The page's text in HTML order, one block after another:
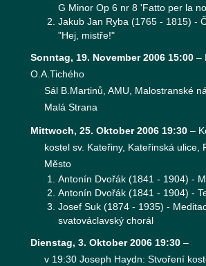
G Minor Op 6 nr 8 'Fatto per la
Jakub Jan Ryba (1765 - 1815) -
"Hej, mistře!"
Sonntag, 19. November 2006 15:00 –
O.A.Tichého
Sál B.Martinů, AMU, Malostranské
Malá Strana
Mittwoch, 25. Oktober 2006 19:30 –
kostel sv. Kateřiny, Kateřinská ulice,
Město
Antonín Dvořák (1841 - 1904) -
Antonín Dvořák (1841 - 1904) -
Josef Suk (1874 - 1935) -
svatováclavský chorál
Dienstag, 3. Oktober 2006 19:30 –
v 19:30 Joseph Haydn: Stvoření